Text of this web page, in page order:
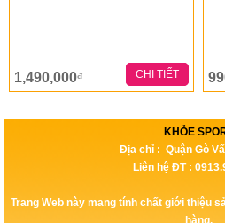
1,490,000đ CHI TIẾT
KHỎE
Địa chỉ : Quận Gò
Liên hệ ĐT :
Trang Web này mang tính chất giới thiệu
hàng.